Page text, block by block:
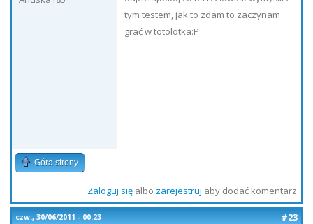
tym testem, jak to zdam to zaczynam
grać w totolotka:P
Góra strony
Zaloguj sięalbo zarejestruj aby dodać komentarz
czw., 30/06/2011 - 00:23
#23